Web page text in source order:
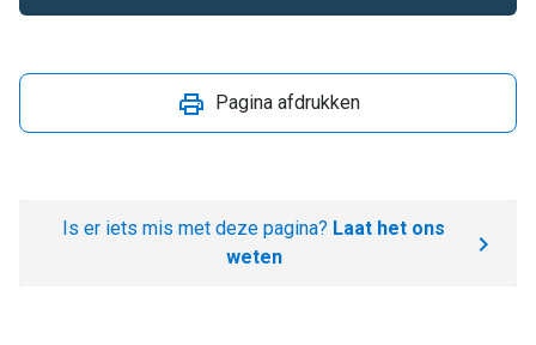
Pagina afdrukken
Is er iets mis met deze pagina? Laat het ons
weten